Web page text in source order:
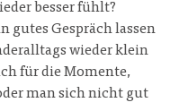
besser fühlt?
gutes Gespräch lassen
wieder klein
für die Momente,
man sich nicht gut